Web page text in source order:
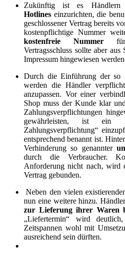
Zukünftig ist es Händlern
Hotlines einzurichten, die
geschlossener Vertrag bereits
kostenpflichtige Nummer
kostenfreie Nummerfür
Vertragsschluss sollte aber
Impressum hingewiesen
Durch die Einführung der so
werden die Händler
anzupassen. Vor einer
Shop muss der Kunde klar
Zahlungsverpflichtungen
gewährleisten, ist ein
Zahlungsverpflichtung“
entsprechend benannt ist.
Verhinderung so genannter
durch die Verbraucher.
Anforderung nicht nach, wird
Vertrag gebunden.
Neben den vielen
nun eine weitere hinzu.
zur Lieferung ihrer Waren
„Liefertermin“ wird
Zeitspannen wohl mit
ausreichend sein dürften.